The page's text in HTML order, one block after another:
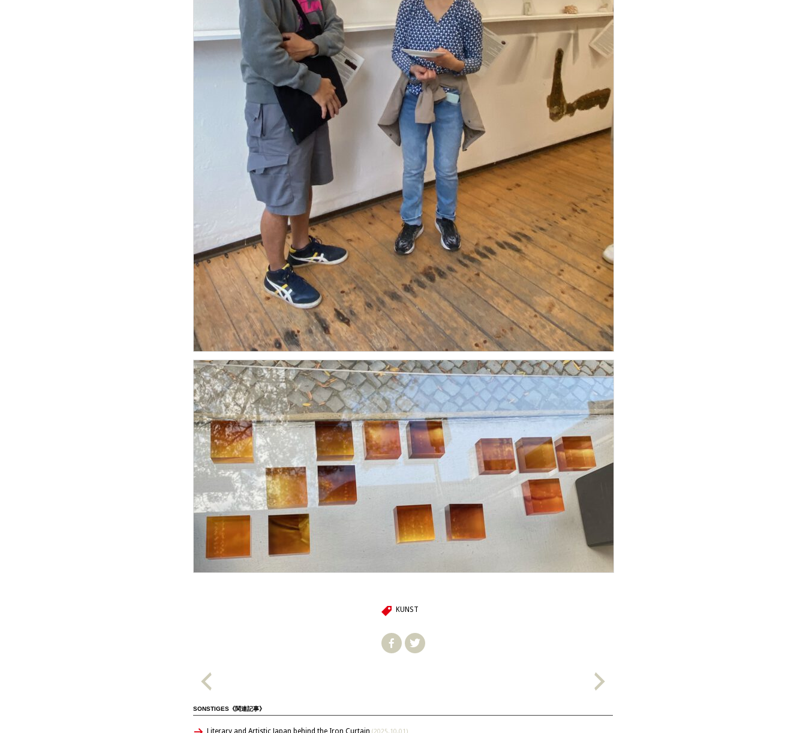
KUNST
SONSTIGES《関連記事》
Literary and Artistic Japan behind the Iron Curtain (2025.10.01)